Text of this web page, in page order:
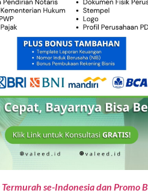
se-Indonesia dan Promo